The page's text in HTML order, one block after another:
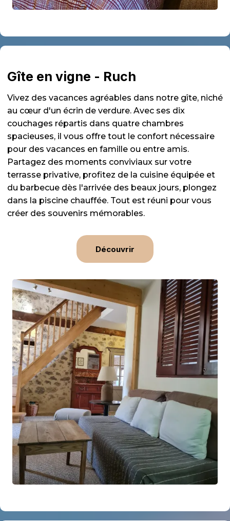
Gîte en vigne - Ruch
Vivez des vacances agréables dans notre gîte, niché
au cœur d'un écrin de verdure. Avec ses dix
couchages répartis dans quatre chambres
spacieuses, il vous offre tout le confort nécessaire
pour des vacances en famille ou entre amis.
Partagez des moments conviviaux sur votre
terrasse privative, profitez de la cuisine équipée et
du barbecue dès l'arrivée des beaux jours, plongez
dans la piscine chauffée. Tout est réuni pour vous
créer des souvenirs mémorables.
Découvrir